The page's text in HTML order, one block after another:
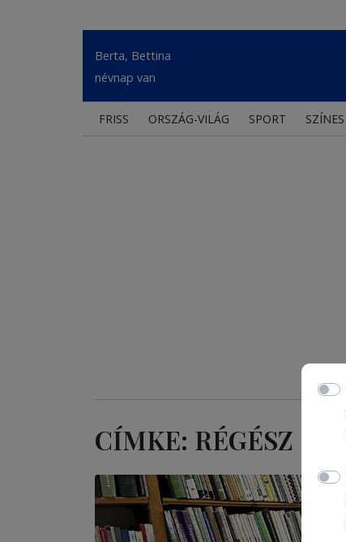
Berta, Bettina
névnap van
FRISS ORSZÁG-VILÁG SPORT SZÍNES
CÍMKE: RÉGÉSZ